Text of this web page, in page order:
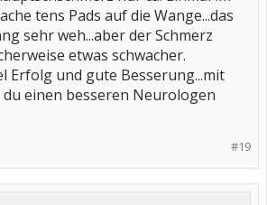
tens Pads auf die Wange...das
sehr weh...aber der Schmerz
etwas schwacher.
Erfolg und gute Besserung...mit
du einen besseren Neurologen
#19